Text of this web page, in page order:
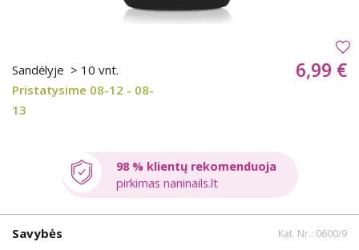
Sandėlyje > 10 vnt.
Pristatysime 08-12 - 08-
13
6,99 €
98 % klientų rekomenduoja
pirkimas naninails.lt
Savybės Kat. Nr.: 0600/9